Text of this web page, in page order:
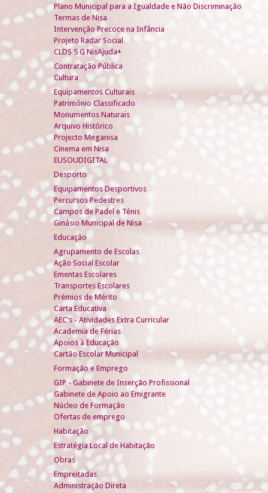
Plano Municipal para a Igualdade e Não Discriminação
Termas de Nisa
Intervenção Precoce na Infância
Projeto Radar Social
CLDS 5 G NisAjuda+
Contratação Pública
Cultura
Equipamentos Culturais
Património Classificado
Monumentos Naturais
Arquivo Histórico
Projecto Meganisa
Cinema em Nisa
EUSOUDIGITAL
Desporto
Equipamentos Desportivos
Percursos Pedestres
Campos de Padel e Ténis
Ginásio Municipal de Nisa
Educação
Agrupamento de Escolas
Ação Social Escolar
Ementas Escolares
Transportes Escolares
Prémios de Mérito
Carta Educativa
AEC's - Atividades Extra Curricular
Academia de Férias
Apoios à Educação
Cartão Escolar Municipal
Formação e Emprego
GIP - Gabinete de Inserção Profissional
Gabinete de Apoio ao Emigrante
Núcleo de Formação
Ofertas de emprego
Habitação
Estratégia Local de Habitação
Obras
Empreitadas
Administração Direta